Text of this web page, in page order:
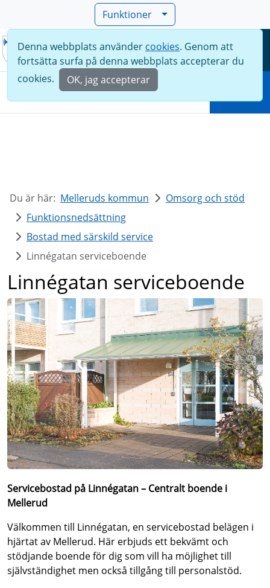
Funktioner
Meny
Denna webbplats använder cookies. Genom att
fortsätta surfa på denna webbplats accepterar du
cookies.
OK, jag accepterar
Du är här: Melleruds kommun
Omsorg och stöd
Funktionsnedsättning
Bostad med särskild service
Linnégatan serviceboende
Linnégatan serviceboende
Servicebostad på Linnégatan – Centralt boende i
Mellerud
Välkommen till Linnégatan, en servicebostad belägen i
hjärtat av Mellerud. Här erbjuds ett bekvämt och
stödjande boende för dig som vill ha möjlighet till
självständighet men också tillgång till personalstöd.